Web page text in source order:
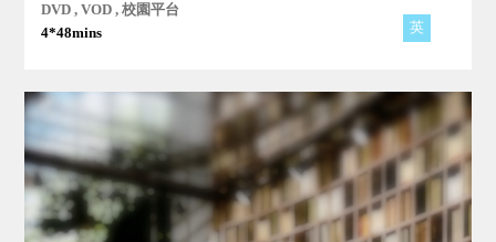
DVD , VOD , 校園平台
4*48mins
英